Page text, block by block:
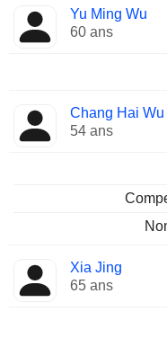
Administrateur Comités
Yu Ming Wu
60 ans
Chang Hai Wu
54 ans
Xia Jing
65 ans